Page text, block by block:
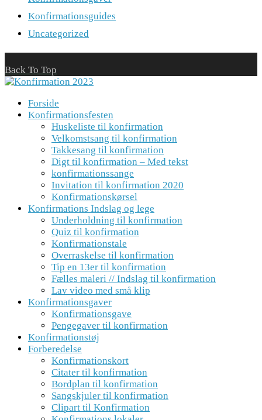
Konfirmationsguides
Uncategorized
Back To Top
Forside
Konfirmationsfesten
Huskeliste til konfirmation
Velkomstsang til konfirmation
Takkesang til konfirmation
Digt til konfirmation – Med tekst
konfirmationssange
Invitation til konfirmation 2020
Konfirmationskørsel
Konfirmations Indslag og lege
Underholdning til konfirmation
Quiz til konfirmation
Konfirmationstale
Overraskelse til konfirmation
Tip en 13er til konfirmation
Fælles maleri // Indslag til konfirmation
Lav video med små klip
Konfirmationsgaver
Konfirmationsgave
Pengegaver til konfirmation
Konfirmationstøj
Forberedelse
Konfirmationskort
Citater til konfirmation
Bordplan til konfirmation
Sangskjuler til konfirmation
Clipart til Konfirmation